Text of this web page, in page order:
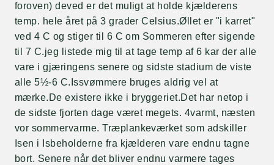
foroven) deved er det muligt at holde kjælderens
temp. hele året på 3 grader Celsius.Øllet er "i karret"
ved 4 C og stiger til 6 C om Sommeren efter sigende
til 7 C.jeg listede mig til at tage temp af 6 kar der alle
vare i gjæringens senere og sidste stadium de viste
alle 5½-6 C.Issvømmere bruges aldrig vel at
mærke.De existere ikke i bryggeriet.Det har netop i
de sidste fjorten dage været megets. 4varmt, næsten
vor sommervarme. Træplankeværket som adskiller
Isen i Isbeholderne fra kjælderen vare endnu tagne
bort. Senere når det bliver endnu varmere tages